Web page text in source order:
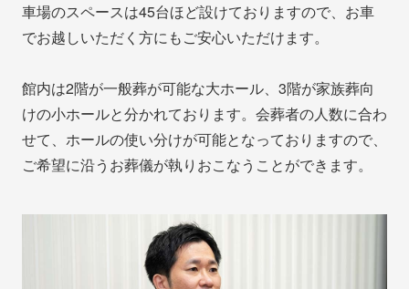
車場のスペースは45台ほど設けておりますので、お車
でお越しいただく方にもご安心いただけます。
館内は2階が一般葬が可能な大ホール、3階が家族葬向
けの小ホールと分かれております。会葬者の人数に合わ
せて、ホールの使い分けが可能となっておりますので、
ご希望に沿うお葬儀が執りおこなうことができます。